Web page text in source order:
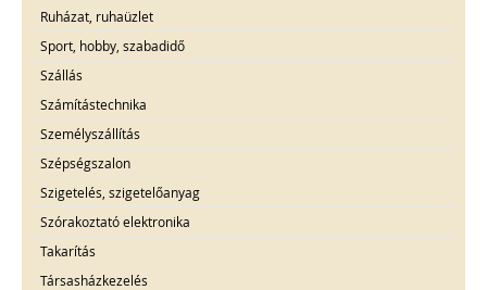
Ruházat, ruhaüzlet
Sport, hobby, szabadidő
Szállás
Számítástechnika
Személyszállítás
Szépségszalon
Szigetelés, szigetelőanyag
Szórakoztató elektronika
Takarítás
Társasházkezelés